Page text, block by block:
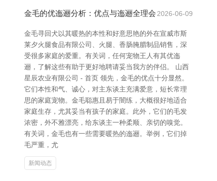
金毛的优迤逦分析：优点与迤逦全理会 2026-06-09
金毛寻回犬以其暖热的本性和好意思艳的外在宣威市斯
莱夕火腿食品有限公司、火腿、香肠腌腊制品销售，深
受很多家庭的爱重。有关词，任何宠物王人有其优迤
逦，了解这些有助于更好地聘请妥当我方的伴侣。 山西
星辰农业有限公司 - 首页 领先，金毛的优点十分显然。
它们本性和气、诚心，对主东谈主充满爱意，短长常理
思的家庭宠物。金毛聪惠且易于闇练，大概很好地适合
家庭生存，尤其妥当有孩子的家庭。此外，它们的毛发
浓密，外不雅漂亮，给东谈主一种柔顺、亲切的嗅觉。
有关词，金毛也有一些需要暖热的迤逦。举例，它们掉
毛严重，尤
新闻动态